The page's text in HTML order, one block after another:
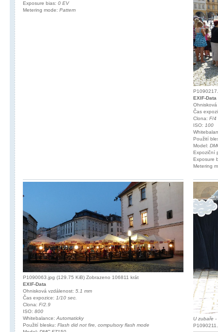
Exposure bias: 0 EV
Metering mode: Pattern
EXIF-Data
Čas
Clona: F/4
ISO: 100
Použití
Model:
Expoziční
Exposure
Metering
P1090063.jpg (129.75 KiB) Zobrazeno 106811 krát
EXIF-Data
Ohnisková vzdálenost: 5.1 mm
Čas expozice: 1/10 sec.
Clona: F/2.9
ISO: 800
Whitebalance: Automaticky
Použití blesku: Flash did not fire, compulsory flash mode
U zubaře